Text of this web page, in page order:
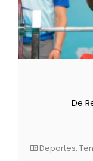
De
Deportes,